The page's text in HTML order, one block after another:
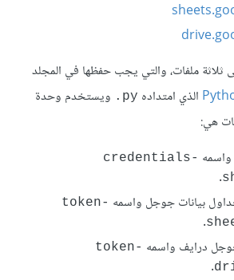
ملفات، والتي يجب حفظها في المجلد
الذي امتداده ‎.py ويستخدم وحدة
واسمه credentials-
.
token-
.
token-
.